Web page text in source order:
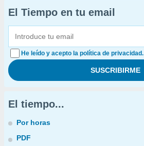
El Tiempo en tu email
He leído y acepto la política de privacidad.
El tiempo...
Por horas
PDF